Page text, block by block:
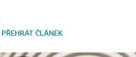
PŘEHRÁT ČLÁNEK